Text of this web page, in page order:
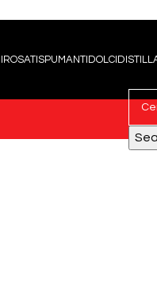
ROSATI SPUMANTI DOLCI